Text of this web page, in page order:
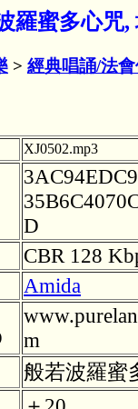
羅蜜多心
> 經典唱誦/法
XJ0502.mp3
D
CBR 128
Amida
m
般若波羅蜜